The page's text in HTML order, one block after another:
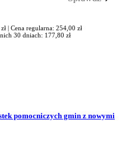
| Cena regularna: 254,00 zł
30 dniach: 177,80 zł
pomocniczych gmin z nowymi